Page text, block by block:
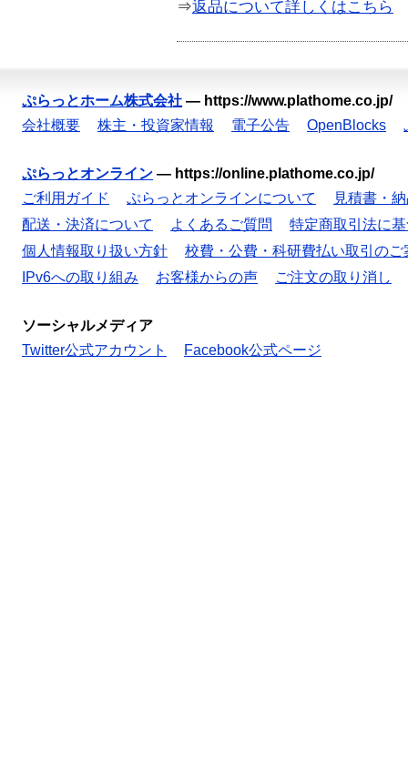
⇒返品について詳しくはこちら
ぷらっとホーム株式会社 — https://www.plathome.co.jp/
会社概要
株主・投資家情報 電子公告 OpenBlocks
ぷらっとオンライン — https://online.plathome.co.jp/
ご利用ガイド
ぷらっとオンラインについて
見積書・
配送・決済について
よくあるご質問
特定商取引法に
個人情報取り扱い方針
校費・公費・科研費払い取引のご
IPv6への取り組み
お客様からの声 ご注文の取り消し
ソーシャルメディア
Twitter公式アカウント
Facebook公式ページ